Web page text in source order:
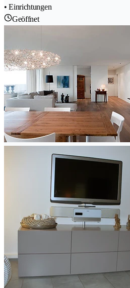
• Einrichtungen
Geöffnet